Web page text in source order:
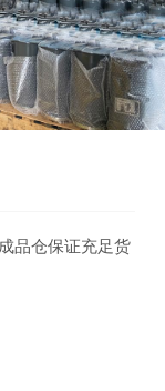
品仓保证充足货